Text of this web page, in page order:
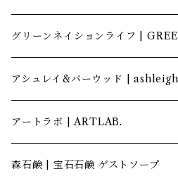
グリーンネイションライフ |
アシュレイ&バーウッド |
アートラボ | ARTLAB.
森石鹸 | 宝石石鹸 ゲストソープ